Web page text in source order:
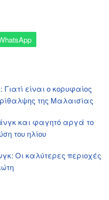
είναι ο κορυφαίος
της Μαλαισίας
και φαγητό αργά το
του ηλίου
Οι καλύτερες περιοχές